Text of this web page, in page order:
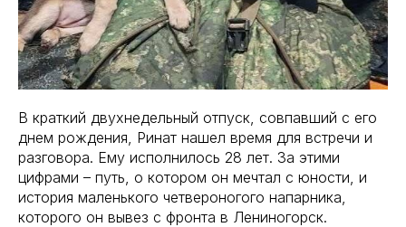
В краткий двухнедельный отпуск, совпавший с его
днем рождения, Ринат нашел время для встречи и
разговора. Ему исполнилось 28 лет. За этими
цифрами – путь, о котором он мечтал с юности, и
история маленького четвероногого напарника,
которого он вывез с фронта в Лениногорск.